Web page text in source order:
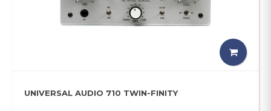
UNIVERSAL AUDIO 710 TWIN-FINITY